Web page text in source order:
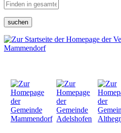
suchen